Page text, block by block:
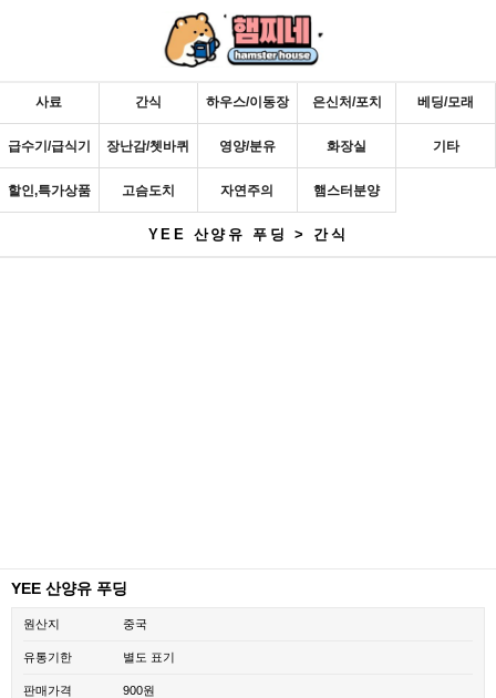
사료 간식 하우스/이동장 은신처/포치 베딩/모래
급수기/급식기 장난감/쳇바퀴 영양/분유 화장실 기타
할인,특가상품 고슴도치 자연주의 햄스터분양
YEE 산양유 푸딩 > 간식
YEE 산양유 푸딩
원산지 중국
유통기한 별도 표기
판매가격 900원